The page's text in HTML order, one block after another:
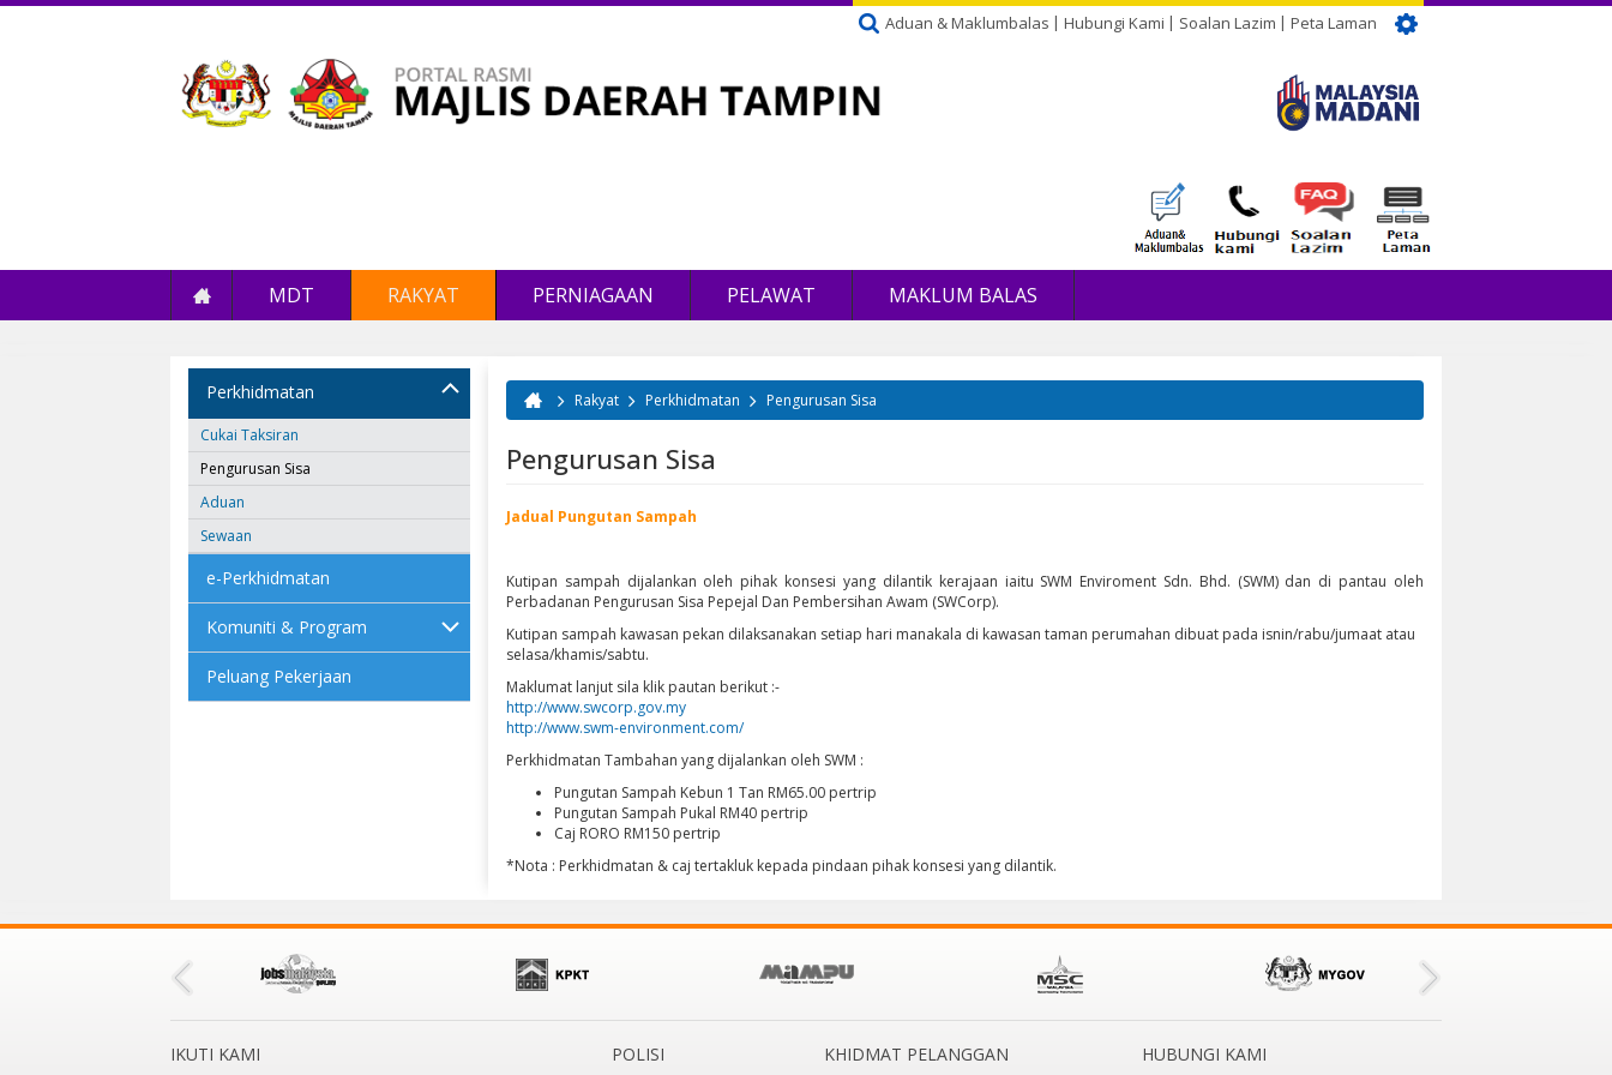
Aduan & Maklumbalas Hubungi Kami Soalan Lazim Peta Laman
MDT RAKYAT PERNIAGAAN PELAWAT MAKLUM BALAS
Perkhidmatan
Cukai Taksiran
Pengurusan Sisa
Aduan
Sewaan
e-Perkhidmatan
Komuniti & Program
Peluang Pekerjaan
Anda di sini
Rakyat Perkhidmatan Pengurusan Sisa
Pengurusan Sisa
Jadual Pungutan Sampah
Kutipan sampah dijalankan oleh pihak konsesi yang dilantik kerajaan iaitu SWM Enviroment Sdn. Bhd. (SWM) dan di pantau oleh
Perbadanan Pengurusan Sisa Pepejal Dan Pembersihan Awam (SWCorp).
Kutipan sampah kawasan pekan dilaksanakan setiap hari manakala di kawasan taman perumahan dibuat pada isnin/rabu/jumaat atau
selasa/khamis/sabtu.
Maklumat lanjut sila klik pautan berikut :-
http://www.swcorp.gov.my
http://www.swm-environment.com/
Perkhidmatan Tambahan yang dijalankan oleh SWM :
Pungutan Sampah Kebun 1 Tan RM65.00 pertrip
Pungutan Sampah Pukal RM40 pertrip
Caj RORO RM150 pertrip
*Nota : Perkhidmatan & caj tertakluk kepada pindaan pihak konsesi yang dilantik.
IKUTI KAMI POLISI KHIDMAT PELANGGAN HUBUNGI KAMI